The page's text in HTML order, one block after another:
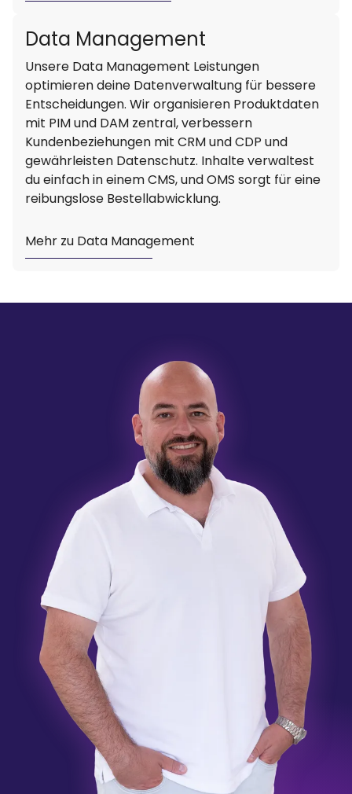
Data Management
Unsere Data Management Leistungen
optimieren deine Datenverwaltung für bessere
Entscheidungen. Wir organisieren Produktdaten
mit PIM und DAM zentral, verbessern
Kundenbeziehungen mit CRM und CDP und
gewährleisten Datenschutz. Inhalte verwaltest
du einfach in einem CMS, und OMS sorgt für eine
reibungslose Bestellabwicklung.
Mehr zu Data Management